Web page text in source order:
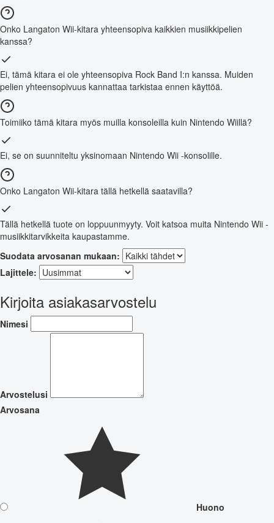
Onko Langaton Wii-kitara yhteensopiva kaikkien musiikkipelien
kanssa?
Ei, tämä kitara ei ole yhteensopiva Rock Band I:n kanssa. Muiden
pelien yhteensopivuus kannattaa tarkistaa ennen käyttöä.
Toimiiko tämä kitara myös muilla konsoleilla kuin Nintendo Wiillä?
Ei, se on suunniteltu yksinomaan Nintendo Wii -konsolille.
Onko Langaton Wii-kitara tällä hetkellä saatavilla?
Tällä hetkellä tuote on loppuunmyyty. Voit katsoa muita Nintendo Wii -
musiikkitarvikkeita kaupastamme.
Suodata arvosanan mukaan:
Lajittele:
Kirjoita asiakasarvostelu
Nimesi
Arvostelusi
Arvosana
Huono